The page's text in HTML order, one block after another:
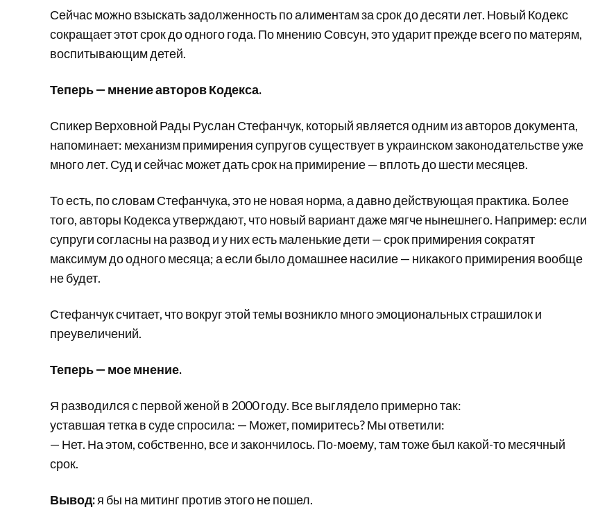
Сейчас можно взыскать задолженность по алиментам за срок до десяти лет. Новый Кодекс
сокращает этот срок до одного года. По мнению Совсун, это ударит прежде всего по матерям,
воспитывающим детей.
Теперь — мнение авторов Кодекса.
Спикер Верховной Рады Руслан Стефанчук, который является одним из авторов документа,
напоминает: механизм примирения супругов существует в украинском законодательстве уже
много лет. Суд и сейчас может дать срок на примирение — вплоть до шести месяцев.
То есть, по словам Стефанчука, это не новая норма, а давно действующая практика. Более
того, авторы Кодекса утверждают, что новый вариант даже мягче нынешнего. Например: если
супруги согласны на развод и у них есть маленькие дети — срок примирения сократят
максимум до одного месяца; а если было домашнее насилие — никакого примирения вообще
не будет.
Стефанчук считает, что вокруг этой темы возникло много эмоциональных страшилок и
преувеличений.
Теперь — мое мнение.
Я разводился с первой женой в 2000 году. Все выглядело примерно так:
уставшая тетка в суде спросила: — Может, помиритесь? Мы ответили:
— Нет. На этом, собственно, все и закончилось. По-моему, там тоже был какой-то месячный
срок.
Вывод:я бы на митинг против этого не пошел.